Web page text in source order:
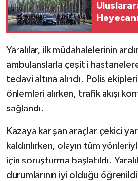
Yaralılar, ilk müdahalelerinin
ambulanslarla çeşitli hastanelere
tedavi altına alındı. Polis
önlemleri alırken, trafik akışı
sağlandı.
Kazaya karışan araçlar çekici
kaldırılırken, olayın tüm
için soruşturma başlatıldı.
durumlarının iyi olduğu
KİTAP
HEDEF2020
MİZAH
TARİH
Genel
Politika